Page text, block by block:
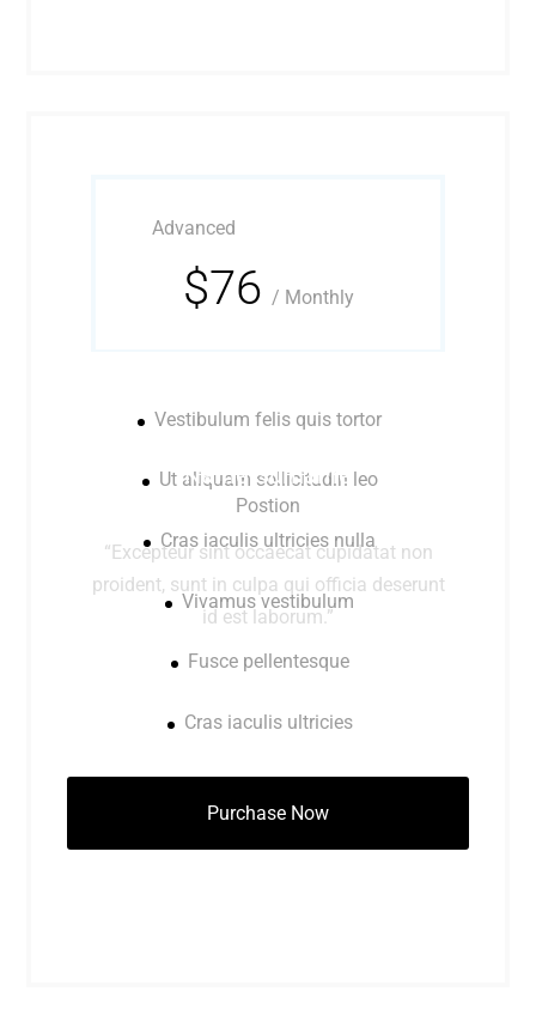
Advanced
$76 / Monthly
Vestibulum felis quis tortor
Ut aliquam sollicitudin leo
Cras iaculis ultricies nulla
Vivamus vestibulum
Fusce pellentesque
Cras iaculis ultricies
Purchase Now
Name Surname
Postion
“Excepteur sint occaecat cupidatat non
proident, sunt in culpa qui officia deserunt
id est laborum.”